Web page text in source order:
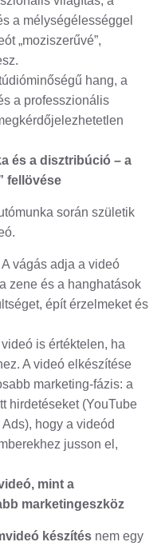
a mélységélességgel
„moziszerűvé”,
hang, a
a professzionális
és a disztribúció – a
fellövése
során születik
A vágás adja a videó
zene és a hanghatások
épít érzelmeket és
is értéktelen, ha
A videó elkészítése
marketing-fázis: a
hirdetéseket (YouTube
hogy a videód
jusson el,
mint a
marketingeszköz
készítés nem egy